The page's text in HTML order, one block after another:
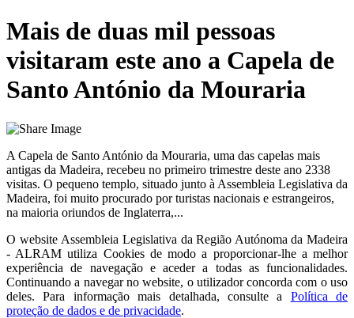
Mais de duas mil pessoas
visitaram este ano a Capela de
Santo António da Mouraria
A Capela de Santo António da Mouraria, uma das capelas mais
antigas da Madeira, recebeu no primeiro trimestre deste ano 2338
visitas. O pequeno templo, situado junto à Assembleia Legislativa da
Madeira, foi muito procurado por turistas nacionais e estrangeiros,
na maioria oriundos de Inglaterra,...
O website Assembleia Legislativa da Região Autónoma da Madeira
- ALRAM utiliza Cookies de modo a proporcionar-lhe a melhor
experiência de navegação e aceder a todas as funcionalidades.
Continuando a navegar no website, o utilizador concorda com o uso
deles. Para informação mais detalhada, consulte a
Política de
proteção de dados e de privacidade.